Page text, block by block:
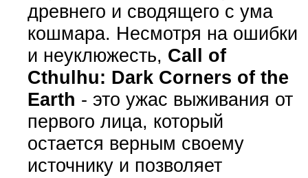
древнего и сводящего с ума
кошмара. Несмотря на ошибки
и неуклюжесть, Call of
Cthulhu: Dark Corners of the
Earth - это ужас выживания от
первого лица, который
остается верным своему
источнику и позволяет